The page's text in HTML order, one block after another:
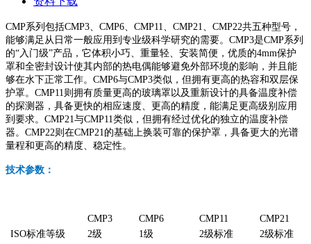
CMP系列包括CMP3、CMP6、CMP11、CMP21、CMP22共五种型号，
能够满足从日常一般应用到专业级科学研究的需要。CMP3是CMP系列
的“入门级”产品，它体积小巧、重量轻、安装简便，优质的4mm保护
罩和全密封设计使其内部的热电偶能够避免外部环境的影响，并且能
够在水下正常工作。CMP6与CMP3类似，但拥有更高的热容和双层保
护罩。CMP11则拥有质量更高的玻璃罩以及重新设计的具备温度补偿
的探测器，具备更快的相应速度、更高的精度，能满足更高级别应用
到要求。CMP21与CMP11类似，但拥有经过优化的独立的温度补偿
器。CMP22则在CMP21的基础上换装可靠的保护罩，具备更大的光谱
量程和更高的精度、稳定性。
技术参数：
CMP3 CMP6 CMP11
CMP21
ISO标准等级
2级 1级 2级标准
2级标准